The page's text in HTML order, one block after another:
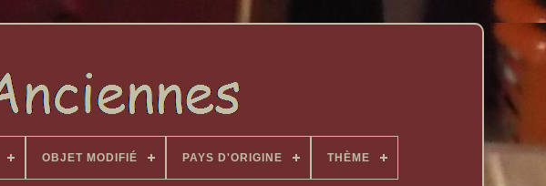
OBJET MODIFIÉ PAYS D'ORIGINE THÈME